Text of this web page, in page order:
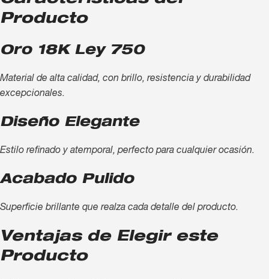
Producto
Oro 18K Ley 750
Material de alta calidad, con brillo, resistencia y durabilidad
excepcionales.
Diseño Elegante
Estilo refinado y atemporal, perfecto para cualquier ocasión.
Acabado Pulido
Superficie brillante que realza cada detalle del producto.
Ventajas de Elegir este
Producto